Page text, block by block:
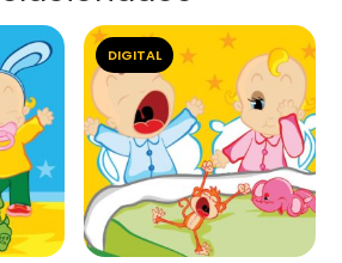
DIGITAL